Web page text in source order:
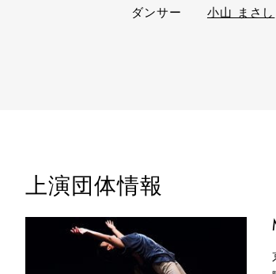
ダンサー
小山 まさし
上演団体情報